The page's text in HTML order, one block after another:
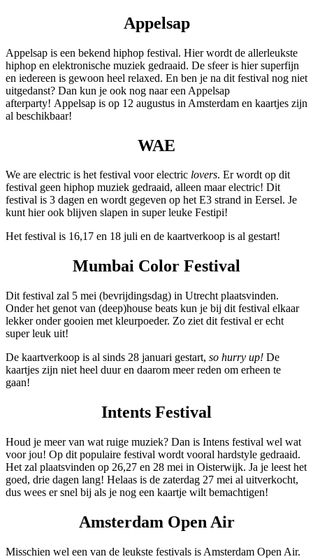
Appelsap
Appelsap is een bekend hiphop festival. Hier wordt de allerleukste
hiphop en elektronische muziek gedraaid. De sfeer is hier superfijn
en iedereen is gewoon heel relaxed. En ben je na dit festival nog niet
uitgedanst? Dan kun je ook nog naar een Appelsap
afterparty! Appelsap is op 12 augustus in Amsterdam en kaartjes zijn
al beschikbaar!
WAE
We are electric is het festival voor electric lovers. Er wordt op dit
festival geen hiphop muziek gedraaid, alleen maar electric! Dit
festival is 3 dagen en wordt gegeven op het E3 strand in Eersel. Je
kunt hier ook blijven slapen in super leuke Festipi!
Het festival is 16,17 en 18 juli en de kaartverkoop is al gestart!
Mumbai Color Festival
Dit festival zal 5 mei (bevrijdingsdag) in Utrecht plaatsvinden.
Onder het genot van (deep)house beats kun je bij dit festival elkaar
lekker onder gooien met kleurpoeder. Zo ziet dit festival er echt
super leuk uit!
De kaartverkoop is al sinds 28 januari gestart, so hurry up! De
kaartjes zijn niet heel duur en daarom meer reden om erheen te
gaan!
Intents Festival
Houd je meer van wat ruige muziek? Dan is Intens festival wel wat
voor jou! Op dit populaire festival wordt vooral hardstyle gedraaid.
Het zal plaatsvinden op 26,27 en 28 mei in Oisterwijk. Ja je leest het
goed, drie dagen lang! Helaas is de zaterdag 27 mei al uitverkocht,
dus wees er snel bij als je nog een kaartje wilt bemachtigen!
Amsterdam Open Air
Misschien wel een van de leukste festivals is Amsterdam Open Air.